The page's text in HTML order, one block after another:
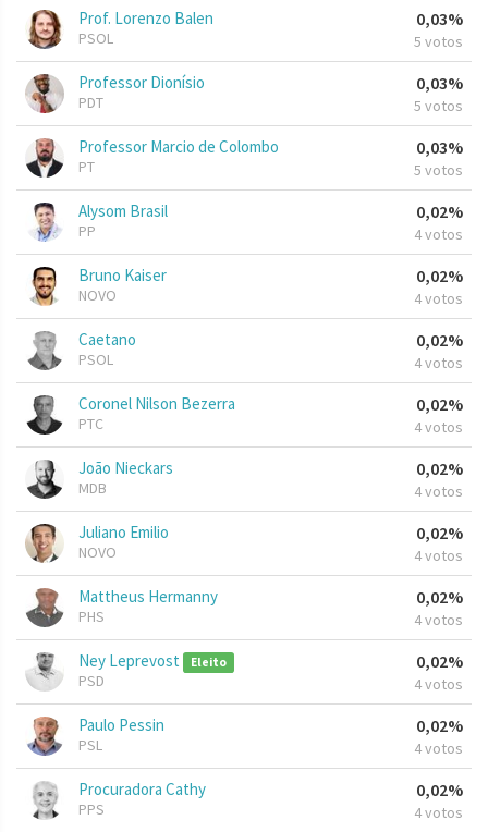
Prof. Lorenzo Balen
PSOL
0,03%
5 votos
Professor Dionísio
PDT
0,03%
5 votos
Professor Marcio de Colombo
PT
0,03%
5 votos
Alysom Brasil
PP
0,02%
4 votos
Bruno Kaiser
NOVO
0,02%
4 votos
Caetano
PSOL
0,02%
4 votos
Coronel Nilson Bezerra
PTC
0,02%
4 votos
João Nieckars
MDB
0,02%
4 votos
Juliano Emilio
NOVO
0,02%
4 votos
Mattheus Hermanny
PHS
0,02%
4 votos
Ney Leprevost Eleito
PSD
0,02%
4 votos
Paulo Pessin
PSL
0,02%
4 votos
Procuradora Cathy
PPS
0,02%
4 votos